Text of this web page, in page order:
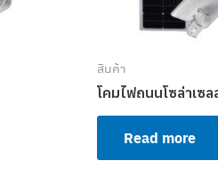
สินค้า
โคมไฟถนนโซล่าเซ
Read more